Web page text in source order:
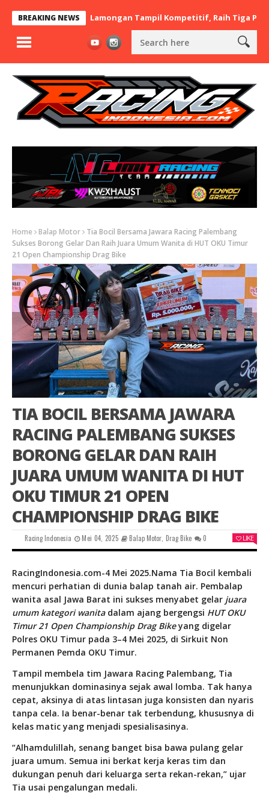
BREAKING NEWS
BaraBere Asal Lamongan Tampil Kompetitif, Raih Tiga Podium di
Home Balap Motor
Tia Bocil Bersama Jawara Racing Palembang
Sukses Borong Gelar Dan Raih Juara Umum Wanita di HUT OKU Timur
21 Open Championship Drag Bike
TIA BOCIL BERSAMA JAWARA
RACING PALEMBANG SUKSES
BORONG GELAR DAN RAIH
JUARA UMUM WANITA DI HUT
OKU TIMUR 21 OPEN
CHAMPIONSHIP DRAG BIKE
Racing Indonesia Mei 04, 2025 Balap Motor, Drag Bike 0 LIKE
RacingIndonesia.com-4 Mei 2025.Nama Tia Bocil kembali
mencuri perhatian di dunia balap tanah air. Pembalap
wanita asal Jawa Barat ini sukses menyabet gelar juara
umum kategori wanitadalam ajang bergengsi HUT OKU
Timur 21 Open Championship Drag Bikeyang digelar
Polres OKU Timur pada 3–4 Mei 2025, di Sirkuit Non
Permanen Pemda OKU Timur.
Tampil membela tim Jawara Racing Palembang, Tia
menunjukkan dominasinya sejak awal lomba. Tak hanya
cepat, aksinya di atas lintasan juga konsisten dan nyaris
tanpa cela. Ia benar-benar tak terbendung, khususnya di
kelas matic yang menjadi spesialisasinya.
“Alhamdulillah, senang banget bisa bawa pulang gelar
juara umum. Semua ini berkat kerja keras tim dan
dukungan penuh dari keluarga serta rekan-rekan,” ujar
Tia usai pengalungan medali.